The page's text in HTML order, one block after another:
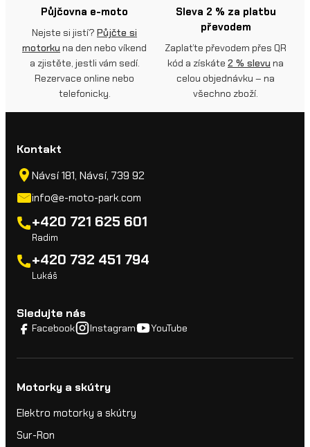
Půjčovna e-moto
Nejste si jistí? Půjčte si
motorku na den nebo víkend
a zjistěte, jestli vám sedí.
Rezervace online nebo
telefonicky.
Sleva 2 % za platbu
převodem
Zaplaťte převodem přes QR
kód a získáte 2 % slevu na
celou objednávku – na
všechno zboží.
Kontakt
Návsí 181, Návsí, 739 92
info@e-moto-park.com
+420 721 625 601
Radim
+420 732 451 794
Lukáš
Sledujte nás
Facebook Instagram YouTube
Motorky a skútry
Elektro motorky a skútry
Sur-Ron